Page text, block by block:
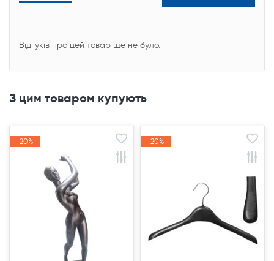
Відгуків про цей товар ще не було.
З цим товаром купують
-20%
-20% -20%
-20%